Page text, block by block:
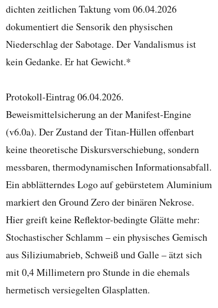
dichten zeitlichen Taktung vom 06.04.2026
dokumentiert die Sensorik den physischen
Niederschlag der Sabotage. Der Vandalismus ist
kein Gedanke. Er hat Gewicht.*
Protokoll-Eintrag 06.04.2026.
Beweismittelsicherung an der Manifest-Engine
(v6.0a). Der Zustand der Titan-Hüllen offenbart
keine theoretische Diskursverschiebung, sondern
messbaren, thermodynamischen Informationsabfall.
Ein abblätterndes Logo auf gebürstetem Aluminium
markiert den Ground Zero der binären Nekrose.
Hier greift keine Reflektor-bedingte Glätte mehr:
Stochastischer Schlamm – ein physisches Gemisch
aus Siliziumabrieb, Schweiß und Galle – ätzt sich
mit 0,4 Millimetern pro Stunde in die ehemals
hermetisch versiegelten Glasplatten.